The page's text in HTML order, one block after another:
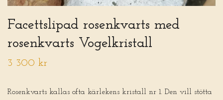
Facettslipad rosenkvarts med
rosenkvarts Vogelkristall
3 300 kr
Rosenkvarts kallas ofta kärlekens kristall nr 1. Den vill stötta